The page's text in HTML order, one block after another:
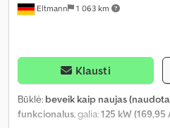
Eltmann 1 063 km
Klausti
Būklė: beveik kaip naujas
funkcionalus , galia:125 kW (169,95